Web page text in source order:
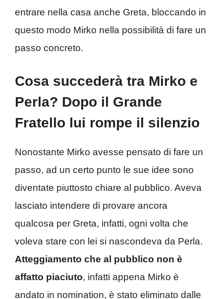
entrare nella casa anche Greta, bloccando in
questo modo Mirko nella possibilità di fare un
passo concreto.
Cosa succederà tra Mirko e
Perla? Dopo il Grande
Fratello lui rompe il silenzio
Nonostante Mirko avesse pensato di fare un
passo, ad un certo punto le sue idee sono
diventate piuttosto chiare al pubblico. Aveva
lasciato intendere di provare ancora
qualcosa per Greta, infatti, ogni volta che
voleva stare con lei si nascondeva da Perla.
Atteggiamento che al pubblico non è
affatto piaciuto, infatti appena Mirko è
andato in nomination, è stato eliminato dalle